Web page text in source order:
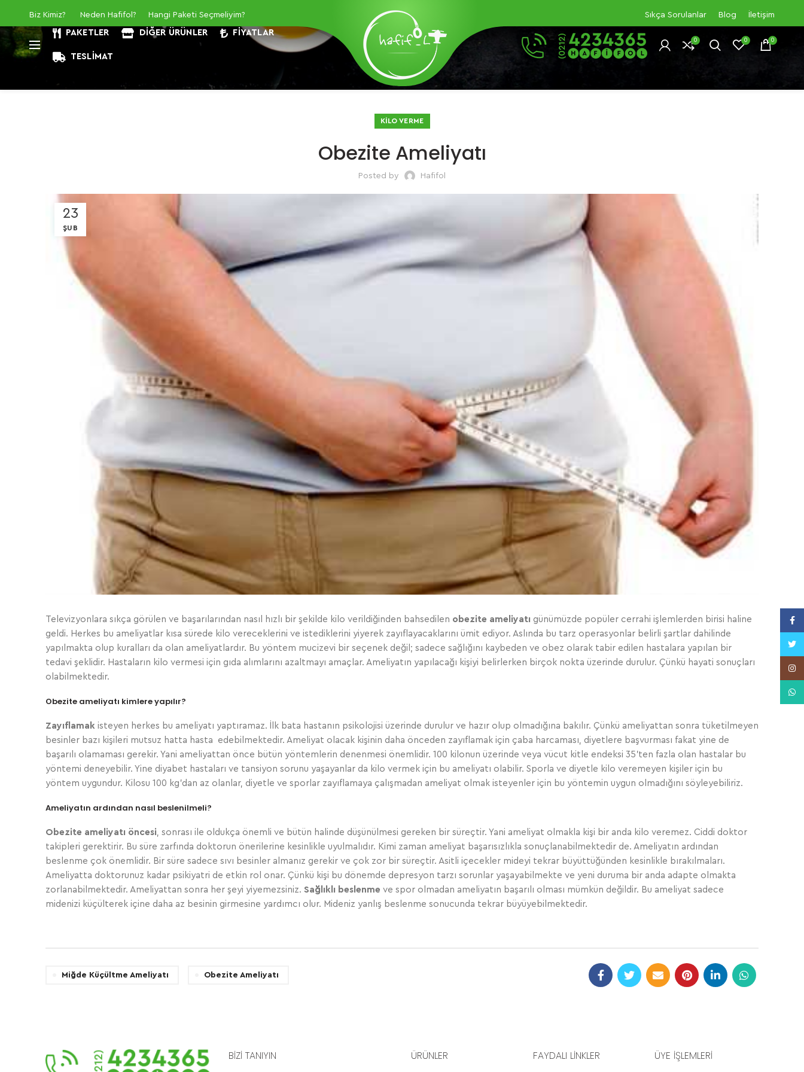
Biz Kimiz? Neden Hafifol? Hangi Paketi Seçmeliyim? Sıkça Sorulanlar Blog İletişim
PAKETLER DIĞER ÜRÜNLER FIYATLAR
TESLIMAT
0 0 0
KILO VERME
Obezite Ameliyatı
Posted by Hafifol
23
ŞUB
Televizyonlara sıkça görülen ve başarılarından nasıl hızlı bir şekilde kilo verildiğinden bahsedilen obezite ameliyatı günümüzde popüler cerrahi işlemlerden birisi haline
geldi. Herkes bu ameliyatlar kısa sürede kilo vereceklerini ve istediklerini yiyerek zayıflayacaklarını ümit ediyor. Aslında bu tarz operasyonlar belirli şartlar dahilinde
yapılmakta olup kuralları da olan ameliyatlardır. Bu yöntem mucizevi bir seçenek değil; sadece sağlığını kaybeden ve obez olarak tabir edilen hastalara yapılan bir
tedavi şeklidir. Hastaların kilo vermesi için gıda alımlarını azaltmayı amaçlar. Ameliyatın yapılacağı kişiyi belirlerken birçok nokta üzerinde durulur. Çünkü hayati sonuçları
olabilmektedir.
Obezite ameliyatı kimlere yapılır?
Zayıflamak isteyen herkes bu ameliyatı yaptıramaz. İlk bata hastanın psikolojisi üzerinde durulur ve hazır olup olmadığına bakılır. Çünkü ameliyattan sonra tüketilmeyen
besinler bazı kişileri mutsuz hatta hasta edebilmektedir. Ameliyat olacak kişinin daha önceden zayıflamak için çaba harcaması, diyetlere başvurması fakat yine de
başarılı olamaması gerekir. Yani ameliyattan önce bütün yöntemlerin denenmesi önemlidir. 100 kilonun üzerinde veya vücut kitle endeksi 35’ten fazla olan hastalar bu
yöntemi deneyebilir. Yine diyabet hastaları ve tansiyon sorunu yaşayanlar da kilo vermek için bu ameliyatı olabilir. Sporla ve diyetle kilo veremeyen kişiler için bu
yöntem uygundur. Kilosu 100 kg’dan az olanlar, diyetle ve sporlar zayıflamaya çalışmadan ameliyat olmak isteyenler için bu yöntemin uygun olmadığını söyleyebiliriz.
Ameliyatın ardından nasıl beslenilmeli?
Obezite ameliyatı öncesi , sonrası ile oldukça önemli ve bütün halinde düşünülmesi gereken bir süreçtir. Yani ameliyat olmakla kişi bir anda kilo veremez. Ciddi doktor
takipleri gerektirir. Bu süre zarfında doktorun önerilerine kesinlikle uyulmalıdır. Kimi zaman ameliyat başarısızlıkla sonuçlanabilmektedir de. Ameliyatın ardından
beslenme çok önemlidir. Bir süre sadece sıvı besinler almanız gerekir ve çok zor bir süreçtir. Asitli içecekler mideyi tekrar büyüttüğünden kesinlikle bırakılmaları.
Ameliyatta doktorunuz kadar psikiyatri de etkin rol onar. Çünkü kişi bu dönemde depresyon tarzı sorunlar yaşayabilmekte ve yeni duruma bir anda adapte olmakta
zorlanabilmektedir. Ameliyattan sonra her şeyi yiyemezsiniz. Sağlıklı beslenme ve spor olmadan ameliyatın başarılı olması mümkün değildir. Bu ameliyat sadece
midenizi küçülterek içine daha az besinin girmesine yardımcı olur. Mideniz yanlış beslenme sonucunda tekrar büyüyebilmektedir.
Miğde Küçültme Ameliyatı Obezite Ameliyatı
BİZİ TANIYIN ÜRÜNLER FAYDALI LİNKLER ÜYE İŞLEMLERİ